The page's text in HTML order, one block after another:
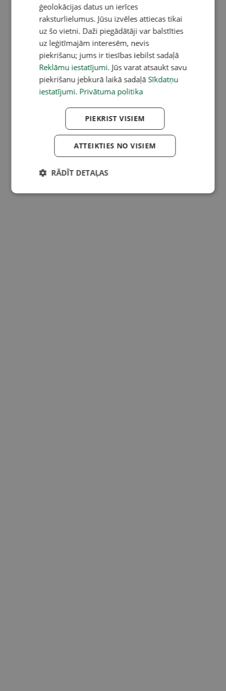
ģeolokācijas datus un ierīces
raksturlielumus. Jūsu izvēles attiecas tikai
uz šo vietni. Daži piegādātāji var balstīties
uz leģitīmajām interesēm, nevis
piekrišanu; jums ir tiesības iebilst sadaļā
Reklāmu iestatījumi. Jūs varat atsaukt savu
piekrišanu jebkurā laikā sadaļā Sīkdatņu
iestatījumi. Privātuma politika
PIEKRIST VISIEM
ATTEIKTIES NO VISIEM
RĀDĪT DETAĻAS